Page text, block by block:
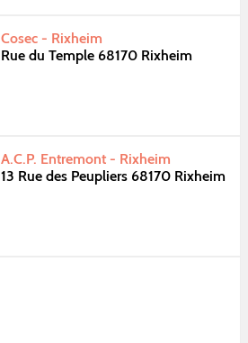
Cosec - Rixheim
Rue du Temple 68170 Rixheim
A.C.P. Entremont - Rixheim
13 Rue des Peupliers 68170 Rixheim